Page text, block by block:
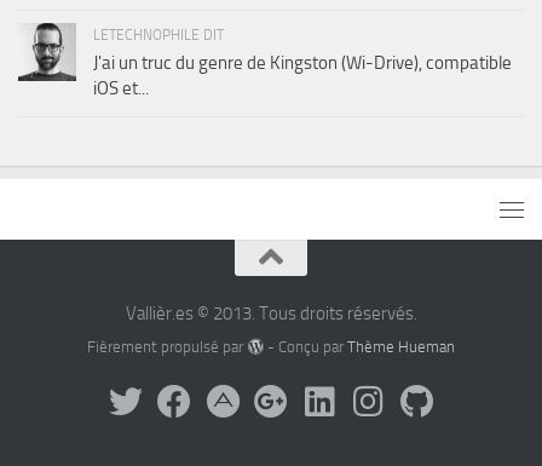
LETECHNOPHILE DIT
J'ai un truc du genre de Kingston (Wi-Drive), compatible
iOS et...
Vallièr.es © 2013. Tous droits réservés.
Fièrement propulsé par - Conçu par Thème Hueman